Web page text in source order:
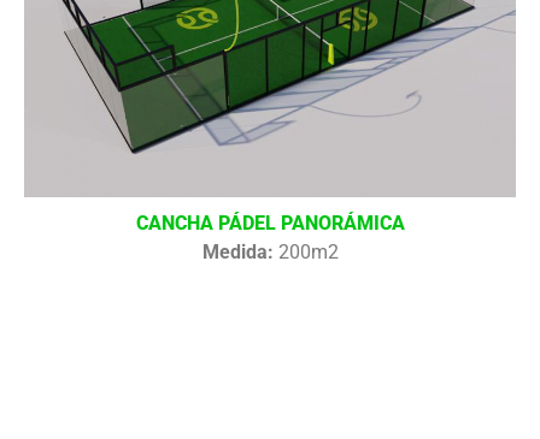
CANCHA PÁDEL PANORÁMICA
Medida: 200m2